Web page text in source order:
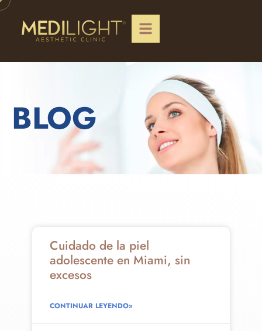
BLOG
Cuidado de la piel
adolescente en Miami, sin
excesos
CONTINUAR LEYENDO»